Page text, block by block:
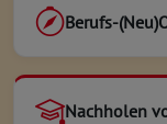
Berufs-
Nachholen